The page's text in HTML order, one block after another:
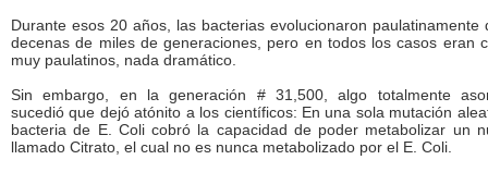
Durante esos 20 años, las bacterias evolucionaron paulatinamente
decenas de miles de generaciones, pero en todos los casos eran
muy paulatinos, nada dramático.
Sin embargo, en la generación # 31,500, algo totalmente
sucedió que dejó atónito a los científicos: En una sola mutación
bacteria de E. Coli cobró la capacidad de poder metabolizar un
llamado Citrato, el cual no es nunca metabolizado por el E. Coli.